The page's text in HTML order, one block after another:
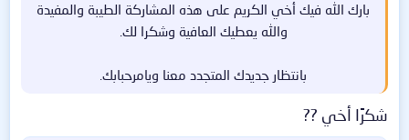
بارك الله فيك أخي الكريم على هذه المشاركة الطيبة والمفيدة
والله يعطيك العافية وشكرا لك.
بانتظار جديدك المتجدد معنا ويامرحبابك.​
شكرًا أخي ??